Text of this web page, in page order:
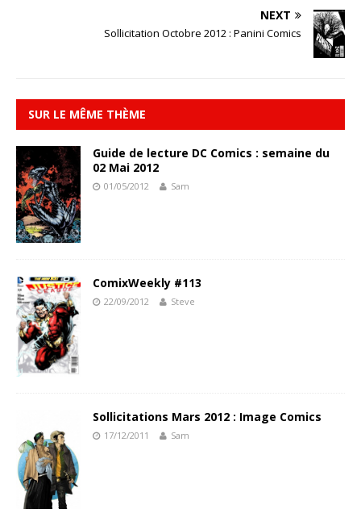
NEXT
Sollicitation Octobre 2012 : Panini Comics
SUR LE MÊME THÈME
Guide de lecture DC Comics : semaine du
02 Mai 2012
01/05/2012 Sam
ComixWeekly #113
22/09/2012 Steve
Sollicitations Mars 2012 : Image Comics
17/12/2011 Sam